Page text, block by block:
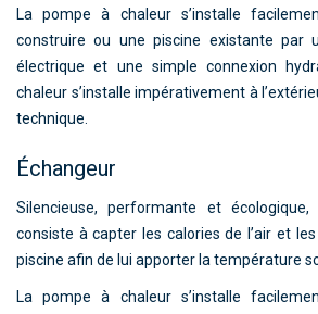
PISCINES BÉTON
RÉNOVATION
EQUIPEMENTS
TOILES TENDUES
ABRIS
TRAITEMENT AUTOMATIQUE
DÉSHUMIDIFICATION
La pompe à chaleur s’installe
construire ou une piscine existante par
électrique et une simple connexion
chaleur s’installe impérativement à
technique.
Échangeur
Silencieuse, performante et
consiste à capter les calories de l’air et
piscine afin de lui apporter la température
La pompe à chaleur s’installe